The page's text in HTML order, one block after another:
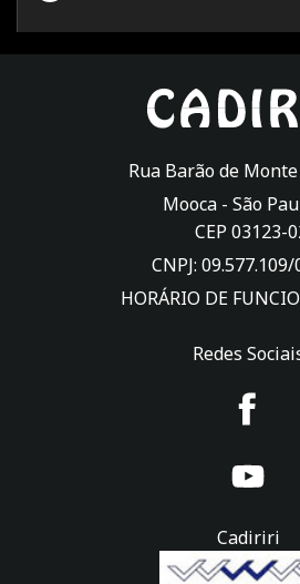
Rua Barão de
Mooca - São
CEP 03123-
CNPJ:
HORÁRIO DE
Redes
Cadiriri